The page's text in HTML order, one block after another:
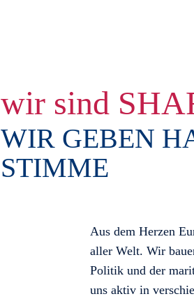
wir sind
WIR GEBEN
STIMME
Aus dem Herzen
aller Welt. Wir
Politik und der
uns aktiv in